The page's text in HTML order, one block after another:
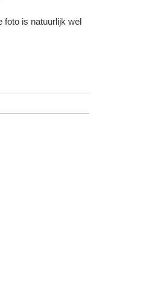
foto is natuurlijk wel